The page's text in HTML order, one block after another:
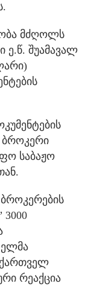
მძღოლს
ე.წ. შუამავალ
ბროკერი
საბაჟო
3000
რეაქცია